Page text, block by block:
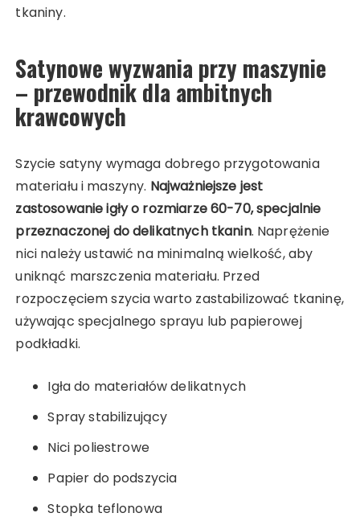
tkaniny.
Satynowe wyzwania przy maszynie
– przewodnik dla ambitnych
krawcowych
Szycie satyny wymaga dobrego przygotowania
materiału i maszyny. Najważniejsze jest
zastosowanie igły o rozmiarze 60-70, specjalnie
przeznaczonej do delikatnych tkanin. Naprężenie
nici należy ustawić na minimalną wielkość, aby
uniknąć marszczenia materiału. Przed
rozpoczęciem szycia warto zastabilizować tkaninę,
używając specjalnego sprayu lub papierowej
podkładki.
Igła do materiałów delikatnych
Spray stabilizujący
Nici poliestrowe
Papier do podszycia
Stopka teflonowa